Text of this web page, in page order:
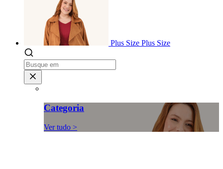
Plus Size Plus Size
Categoria
Ver tudo >